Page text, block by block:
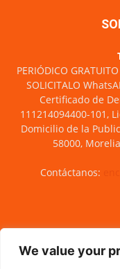
We value your
PERIÓDICO
SOLICITALO
Certificado de
111214094400-101,
Domicilio de la
58000,
Contáctanos: